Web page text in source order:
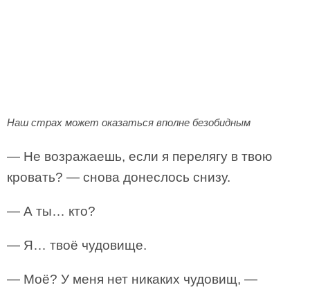
Наш страх может оказаться вполне безобидным
— Не возражаешь, если я перелягу в твою
кровать? — снова донеслось снизу.
— А ты… кто?
— Я… твоё чудовище.
— Моё? У меня нет никаких чудовищ, —